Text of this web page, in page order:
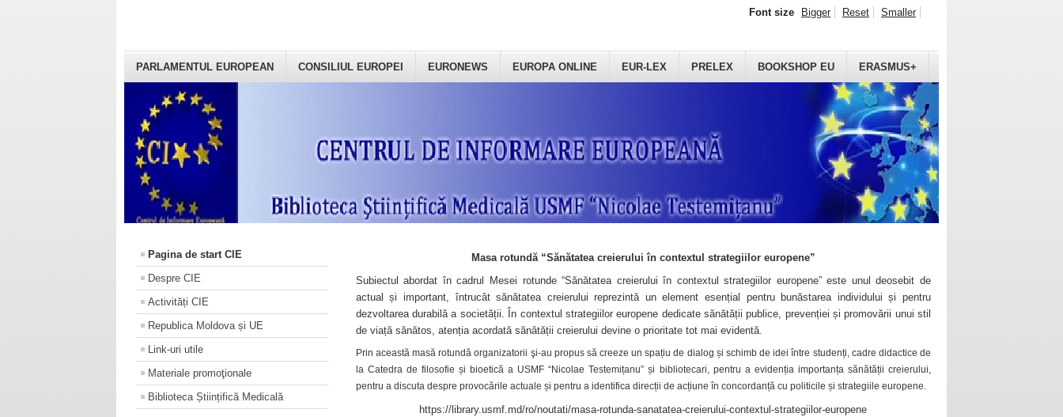
PARLAMENTUL EUROPEAN CONSILIUL EUROPEI EURONEWS EUROPA ONLINE EUR-LEX PRELEX BOOKSHOP EU ERASMUS+
Font size Bigger Reset Smaller
Pagina de start CIE
Despre CIE
Activități CIE
Republica Moldova și UE
Link-uri utile
Materiale promoţionale
Biblioteca Științifică Medicală
Masa rotundă “Sănătatea creierului în contextul strategiilor europene”
Subiectul abordat în cadrul Mesei rotunde “Sănătatea creierului în contextul strategiilor europene” este unul deosebit de
actual și important, întrucât sănătatea creierului reprezintă un element esențial pentru bunăstarea individului și pentru
dezvoltarea durabilă a societății. În contextul strategiilor europene dedicate sănătății publice, prevenției și promovării unui stil
de viață sănătos, atenția acordată sănătății creierului devine o prioritate tot mai evidentă.
Prin această masă rotundă organizatorii şi-au propus să creeze un spațiu de dialog și schimb de idei între studenți, cadre didactice de
la Catedra de filosofie și bioetică a USMF “Nicolae Testemițanu” și bibliotecari, pentru a evidenția importanța sănătății creierului,
pentru a discuta despre provocările actuale și pentru a identifica direcții de acțiune în concordanță cu politicile și strategiile europene.
https://library.usmf.md/ro/noutati/masa-rotunda-sanatatea-creierului-contextul-strategiilor-europene